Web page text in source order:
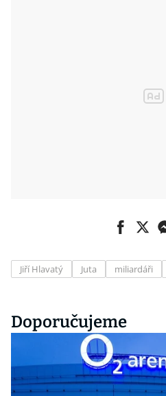
Jiří Hlavatý Juta miliardáři
Doporučujeme